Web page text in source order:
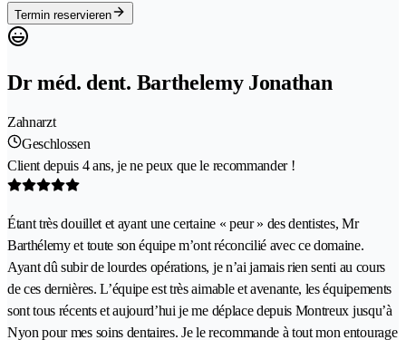
Termin reservieren
Dr méd. dent. Barthelemy Jonathan
Zahnarzt
Geschlossen
Client depuis 4 ans, je ne peux que le recommander !
Étant très douillet et ayant une certaine « peur » des dentistes, Mr
Barthélemy et toute son équipe m’ont réconcilié avec ce domaine.
Ayant dû subir de lourdes opérations, je n’ai jamais rien senti au cours
de ces dernières. L’équipe est très aimable et avenante, les équipements
sont tous récents et aujourd’hui je me déplace depuis Montreux jusqu’à
Nyon pour mes soins dentaires. Je le recommande à tout mon entourage